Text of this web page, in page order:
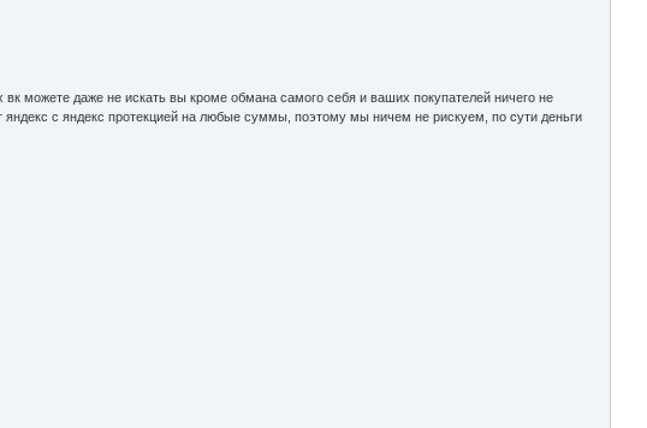
можете даже не искать вы кроме обмана самого себя и ваших покупателей ничего не
с яндекс протекцией на любые суммы, поэтому мы ничем не рискуем, по сути деньги